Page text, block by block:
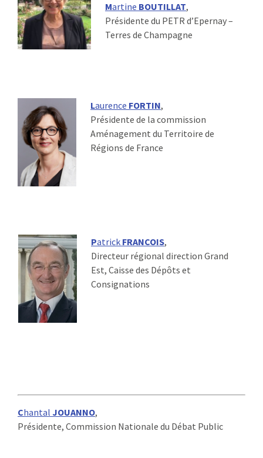
Martine BOUTILLAT,
Présidente du PETR d’Epernay –
Terres de Champagne
Laurence FORTIN,
Présidente de la commission
Aménagement du Territoire de
Régions de France
Patrick FRANCOIS,
Directeur régional direction Grand
Est, Caisse des Dépôts et
Consignations
Chantal JOUANNO,
Présidente, Commission Nationale du Débat Public